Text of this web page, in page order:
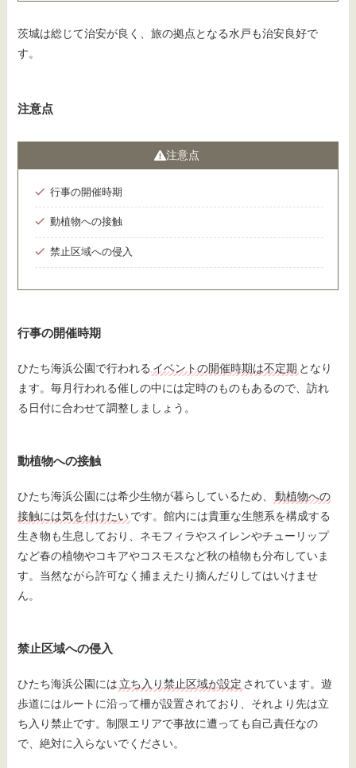
茨城は総じて治安が良く、旅の拠点となる水戸も治安良好で
す。
注意点
注意点
行事の開催時期
動植物への接触
禁止区域への侵入
行事の開催時期
ひたち海浜公園で行われる イベントの開催時期は不定期 となり
ます。毎月行われる催しの中には定時のものもあるので、訪れ
る日付に合わせて調整しましょう。
動植物への接触
ひたち海浜公園には希少生物が暮らしているため、
動植物への
接触には気を付けたいです。館内には貴重な生態系を構成する
生き物も生息しており、ネモフィラやスイレンやチューリップ
など春の植物やコキアやコスモスなど秋の植物も分布していま
す。当然ながら許可なく捕まえたり摘んだりしてはいけませ
ん。
禁止区域への侵入
ひたち海浜公園には 立ち入り禁止区域が設定 されています。遊
歩道にはルートに沿って柵が設置されており、それより先は立
ち入り禁止です。制限エリアで事故に遭っても自己責任なの
で、絶対に入らないでください。